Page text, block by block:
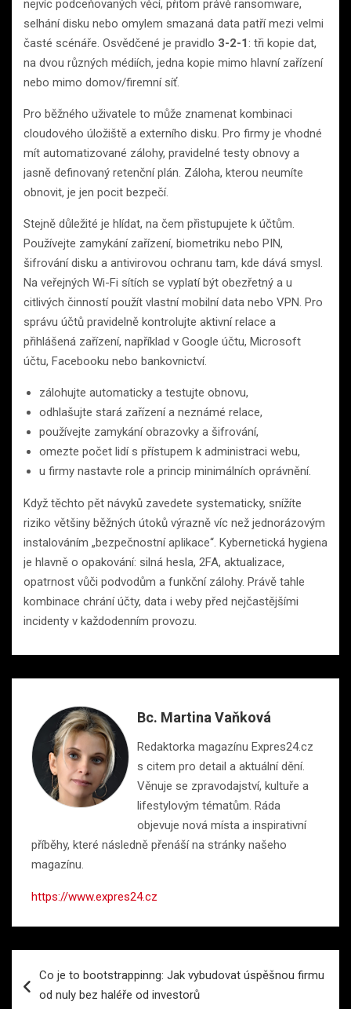
nejvíc podceňovaných věcí, přitom právě ransomware,
selhání disku nebo omylem smazaná data patří mezi velmi
časté scénáře. Osvědčené je pravidlo 3-2-1: tři kopie dat,
na dvou různých médiích, jedna kopie mimo hlavní zařízení
nebo mimo domov/firemní síť.
Pro běžného uživatele to může znamenat kombinaci
cloudového úložiště a externího disku. Pro firmy je vhodné
mít automatizované zálohy, pravidelné testy obnovy a
jasně definovaný retenční plán. Záloha, kterou neumíte
obnovit, je jen pocit bezpečí.
Stejně důležité je hlídat, na čem přistupujete k účtům.
Používejte zamykání zařízení, biometriku nebo PIN,
šifrování disku a antivirovou ochranu tam, kde dává smysl.
Na veřejných Wi-Fi sítích se vyplatí být obezřetný a u
citlivých činností použít vlastní mobilní data nebo VPN. Pro
správu účtů pravidelně kontrolujte aktivní relace a
přihlášená zařízení, například v Google účtu, Microsoft
účtu, Facebooku nebo bankovnictví.
zálohujte automaticky a testujte obnovu,
odhlašujte stará zařízení a neznámé relace,
používejte zamykání obrazovky a šifrování,
omezte počet lidí s přístupem k administraci webu,
u firmy nastavte role a princip minimálních oprávnění.
Když těchto pět návyků zavedete systematicky, snížíte
riziko většiny běžných útoků výrazně víc než jednorázovým
instalováním „bezpečnostní aplikace“. Kybernetická hygiena
je hlavně o opakování: silná hesla, 2FA, aktualizace,
opatrnost vůči podvodům a funkční zálohy. Právě tahle
kombinace chrání účty, data i weby před nejčastějšími
incidenty v každodenním provozu.
Bc. Martina Vaňková
Redaktorka magazínu Expres24.cz
s citem pro detail a aktuální dění.
Věnuje se zpravodajství, kultuře a
lifestylovým tématům. Ráda
objevuje nová místa a inspirativní
příběhy, které následně přenáší na stránky našeho
magazínu.
https://www.expres24.cz
proCo je to bootstrappinng: Jak vybudovat úspěšnou firmu
od nuly bez haléře od investorů